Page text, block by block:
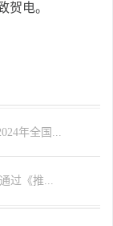
贺电。
年全国...
过《推...